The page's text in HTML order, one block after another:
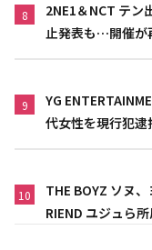
8
2NE1＆NCT テン
止発表も…開催が
9
YG
代女性を現行犯逮
10
THE BOYZ ソヌ
RIEND ユジュら